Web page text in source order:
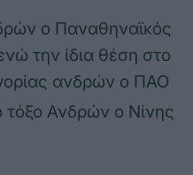
ο Παναθηναϊκός
την ίδια θέση στο
ανδρών ο ΠΑΟ
τόξο Ανδρών ο Νίνης